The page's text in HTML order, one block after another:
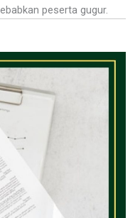
peserta gugur.